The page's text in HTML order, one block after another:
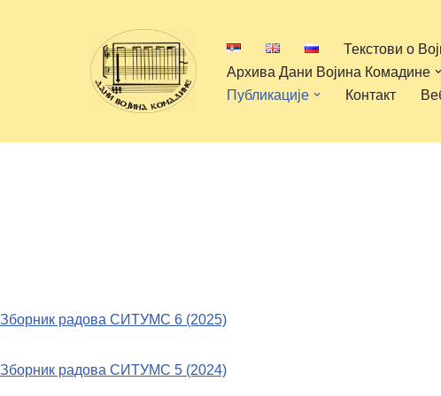
Текстови о
Архива Дани Војина Комадине
Публикације
Контакт
Зборник радова СИТУМС 6 (2025)
Зборник радова СИТУМС 5 (2024)